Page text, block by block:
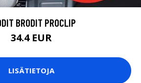
BRODIT PROCLIP
34.4 EUR
LISÄTIETOJA